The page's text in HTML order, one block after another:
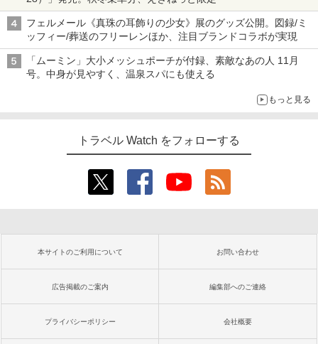
フェルメール《真珠の耳飾りの少女》展のグッズ公開。図録/ミ
ッフィー/葬送のフリーレンほか、注目ブランドコラボが実現
「ムーミン」大小メッシュポーチが付録、素敵なあの人 11月
号。中身が見やすく、温泉スパにも使える
もっと見る
トラベル Watch をフォローする
本サイトのご利用について お問い合わせ
広告掲載のご案内 編集部へのご連絡
プライバシーポリシー 会社概要